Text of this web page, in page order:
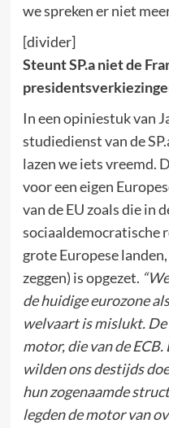
we spreken er niet
[divider]
Steunt SP.a niet de
In een opiniestuk van
studiedienst van de
lazen we iets vreemd.
voor een eigen
van de EU zoals die in
sociaaldemocratische
grote Europese
zeggen) is opgezet.
de huidige eurozone
welvaart is mislukt.
motor, die van de
wilden ons destijds
hun zogenaamde
legden de motor van